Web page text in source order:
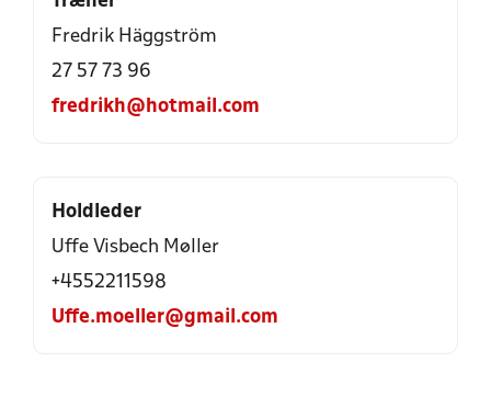
Fredrik Häggström
27 57 73 96
fredrikh@hotmail.com
Holdleder
Uffe Visbech Møller
+4552211598
Uffe.moeller@gmail.com